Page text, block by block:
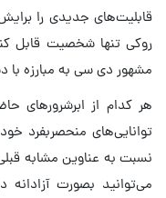
قابلیت‌های جدیدی را
روکی تنها شخصیت قابل
مشهور دی سی به مبارزه با
توانایی‌های منحصربفرد
نسبت به عناوین مشابه
می‌توانید بصورت